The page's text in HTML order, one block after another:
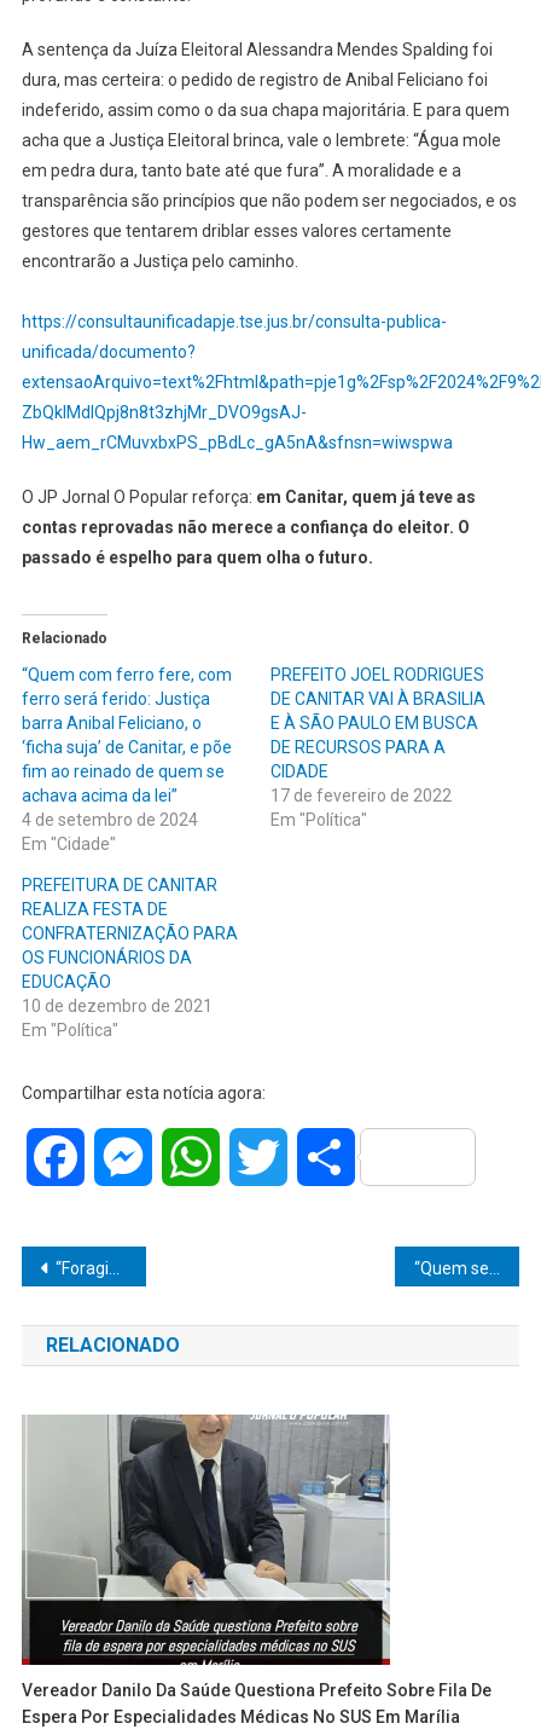
A sentença da Juíza Eleitoral Alessandra Mendes Spalding foi
dura, mas certeira: o pedido de registro de Anibal Feliciano foi
indeferido, assim como o da sua chapa majoritária. E para quem
acha que a Justiça Eleitoral brinca, vale o lembrete: “Água mole
em pedra dura, tanto bate até que fura”. A moralidade e a
transparência são princípios que não podem ser negociados, e os
gestores que tentarem driblar esses valores certamente
encontrarão a Justiça pelo caminho.
https://consultaunificadapje.tse.jus.br/consulta-publica-
unificada/documento?
ZbQklMdlQpj8n8t3zhjMr_DVO9gsAJ-
Hw_aem_rCMuvxbxPS_pBdLc_gA5nA&sfnsn=wiwspwa
O JP Jornal O Popular reforça: em Canitar, quem já teve as
contas reprovadas não merece a confiança do eleitor. O
passado é espelho para quem olha o futuro.
Relacionado
“Quem com ferro fere, com
ferro será ferido: Justiça
barra Anibal Feliciano, o
‘ficha suja’ de Canitar, e põe
fim ao reinado de quem se
achava acima da lei”
4 de setembro de 2024
Em "Cidade"
PREFEITO JOEL RODRIGUES
DE CANITAR VAI À BRASILIA
E À SÃO PAULO EM BUSCA
DE RECURSOS PARA A
CIDADE
17 de fevereiro de 2022
Em "Política"
PREFEITURA DE CANITAR
REALIZA FESTA DE
CONFRATERNIZAÇÃO PARA
OS FUNCIONÁRIOS DA
EDUCAÇÃO
10 de dezembro de 2021
Em "Política"
Compartilhar esta notícia agora:
Facebook MessengerWhatsAppTwitter Share
Navegação
de
Post
“Foragido que corre do destino, acaba caindo nas garras da lei”
RELACIONADO
Vereador Danilo Da Saúde Questiona Prefeito Sobre Fila De
Espera Por Especialidades Médicas No SUS Em Marília